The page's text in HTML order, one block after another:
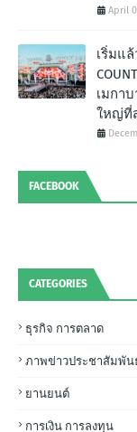
April
เริ่มแ
เมกา
ใหญ่ที่
FACEBOOK
CATEGORIES
ธุรกิจ การตลาด
ภาพข่าวประชาสัมพัน
ยานยนต์
การเงิน การลงทุน